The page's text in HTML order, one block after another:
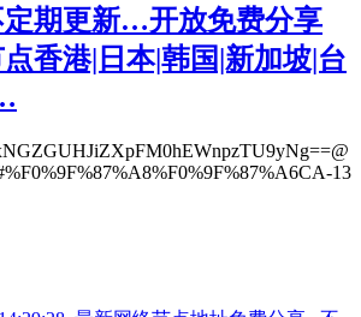
期更新…开放免费分享
点香港|日本|韩国|新加坡|台
13